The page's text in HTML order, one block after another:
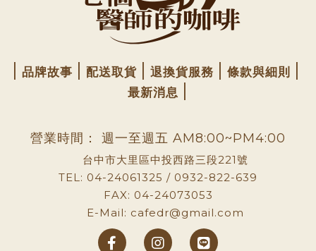
品牌故事 配送取貨 退換貨服務
條款與細則
最新消息
營業時間： 週一至週五 AM8:00~PM4:00
台中市大里區中投西路三段221號
TEL: 04-24061325 / 0932-822-639
FAX: 04-24073053
E-Mail: cafedr@gmail.com